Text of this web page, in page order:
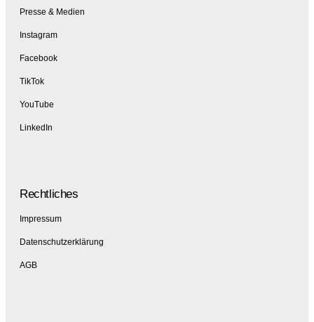
Presse & Medien
Instagram
Facebook
TikTok
YouTube
LinkedIn
Rechtliches
Impressum
Datenschutzerklärung
AGB